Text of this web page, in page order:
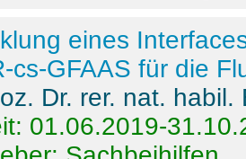
eines
cs-GFAAS für die
Dr. rer. nat.
01.06.2019-